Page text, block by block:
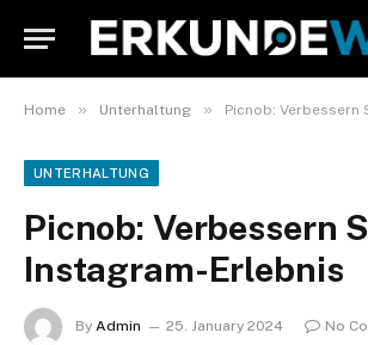
Home » Unterhaltung » Picnob: Verbessern
UNTERHALTUNG
Picnob: Verbessern
Instagram-Erlebnis
By Admin 25. January 2024
No